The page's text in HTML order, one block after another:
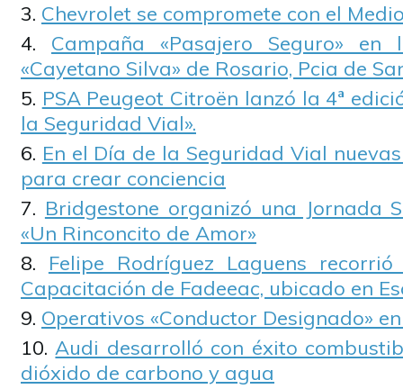
Chevrolet se compromete con el
Campaña «Pasajero Seguro» en
«Cayetano Silva» de Rosario, Pcia de
PSA Peugeot Citroën lanzó la 4ª
la Seguridad Vial».
En el Día de la Seguridad Vial
para crear conciencia
Bridgestone organizó una Jornada
«Un Rinconcito de Amor»
Felipe Rodríguez Laguens
Capacitación de Fadeeac, ubicado en
Operativos «Conductor Designado»
Audi desarrolló con éxito
dióxido de carbono y agua